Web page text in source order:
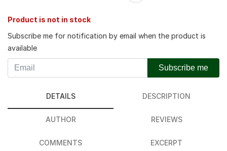
Product is not in stock
Subscribe me for notification by email when the product is
available
Subscribe me
DETAILS DESCRIPTION
AUTHOR REVIEWS
COMMENTS EXCERPT